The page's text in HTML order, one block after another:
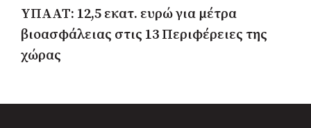
ΥΠΑΑΤ: 12,5 εκατ. ευρώ για μέτρα
βιοασφάλειας στις 13 Περιφέρειες της
χώρας